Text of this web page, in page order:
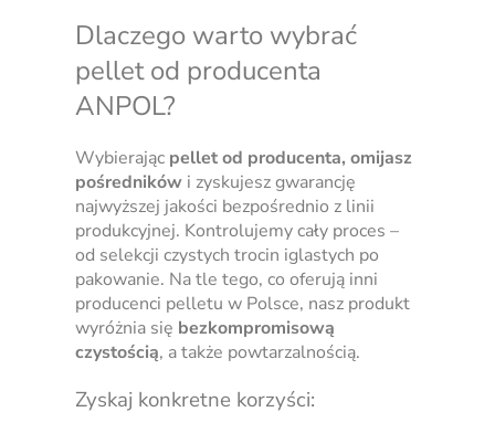
Dlaczego warto wybrać
pellet od producenta
ANPOL?
Wybierając pellet od producenta, omijasz
pośredników i zyskujesz gwarancję
najwyższej jakości bezpośrednio z linii
produkcyjnej. Kontrolujemy cały proces –
od selekcji czystych trocin iglastych po
pakowanie. Na tle tego, co oferują inni
producenci pelletu w Polsce, nasz produkt
wyróżnia się bezkompromisową
czystością, a także powtarzalnością.
Zyskaj konkretne korzyści: